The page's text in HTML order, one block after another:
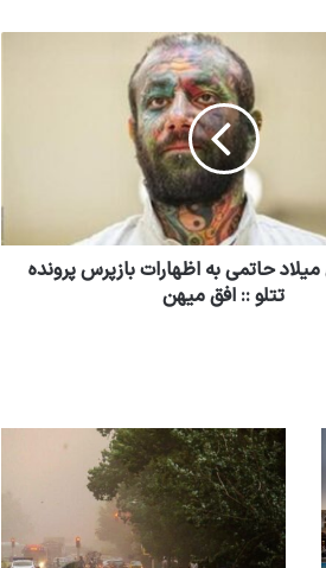
حاتمی به اظهارات بازپرس پرونده
تتلو :: افق میهن